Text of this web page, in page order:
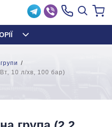
10 л/хв, 100 бар)